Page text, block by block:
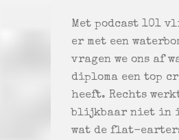
Met podcast 101
er met een
vragen we ons af
diploma een top
heeft. Rechts
blijkbaar niet in
wat de flat-